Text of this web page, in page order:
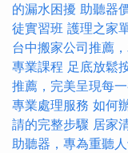
的漏水困擾 助聽器
徒實習班 護理之家
台中搬家公司推薦
專業課程 足底放鬆
推薦，完美呈現每
專業處理服務 如何
請的完整步驟 居家
助聽器，專為重聽